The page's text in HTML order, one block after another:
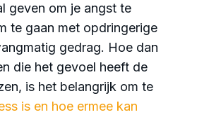
geven om je angst te
te gaan met opdringerige
gedrag. Hoe dan
die het gevoel heeft de
is het belangrijk om te
is en hoe ermee kan